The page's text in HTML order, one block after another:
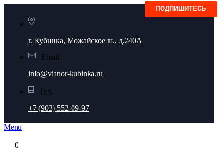
г. Кубинка, Можайское ш., д.240А
Email
info@vianor-kubinka.ru
Тел.
+7 (903) 552-09-97
Menu
0